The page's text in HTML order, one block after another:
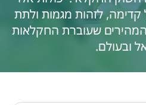
לזהות מגמות ולתת
שעוברת החקלאות
ובעולם.